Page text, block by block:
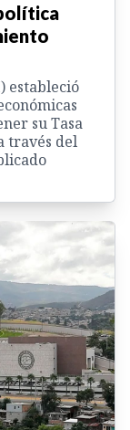
estableció
su Tasa
través del